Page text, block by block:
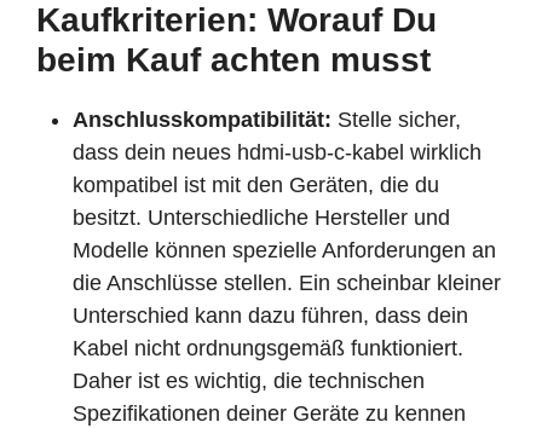
Kaufkriterien: Worauf Du
beim Kauf achten musst
Anschlusskompatibilität: Stelle sicher,
dass dein neues hdmi-usb-c-kabel wirklich
kompatibel ist mit den Geräten, die du
besitzt. Unterschiedliche Hersteller und
Modelle können spezielle Anforderungen an
die Anschlüsse stellen. Ein scheinbar kleiner
Unterschied kann dazu führen, dass dein
Kabel nicht ordnungsgemäß funktioniert.
Daher ist es wichtig, die technischen
Spezifikationen deiner Geräte zu kennen